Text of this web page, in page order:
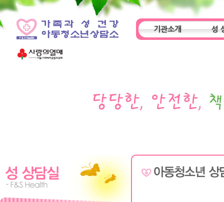
기관소개 성